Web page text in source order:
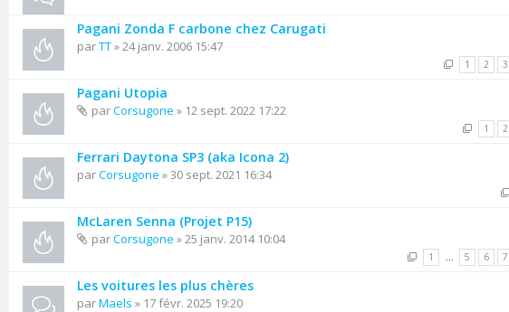
Pagani Zonda F carbone chez Carugati
parTT» 24 janv. 2006 15:47
1 2 3
Pagani Utopia
parCorsugone » 12 sept. 2022 17:22
1 2
Ferrari Daytona SP3 (aka Icona 2)
parCorsugone » 30 sept. 2021 16:34
McLaren Senna (Projet P15)
parCorsugone » 25 janv. 2014 10:04
1 … 5 6 7
Les voitures les plus chères
parMaels » 17 févr. 2025 19:20